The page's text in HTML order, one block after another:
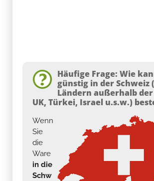
Häufige Frage: Wie
günstig in der Schweiz
Ländern außerhalb der
UK, Türkei, Israel u.s.w.)
Wenn
Sie
die
Ware
in die
Schw